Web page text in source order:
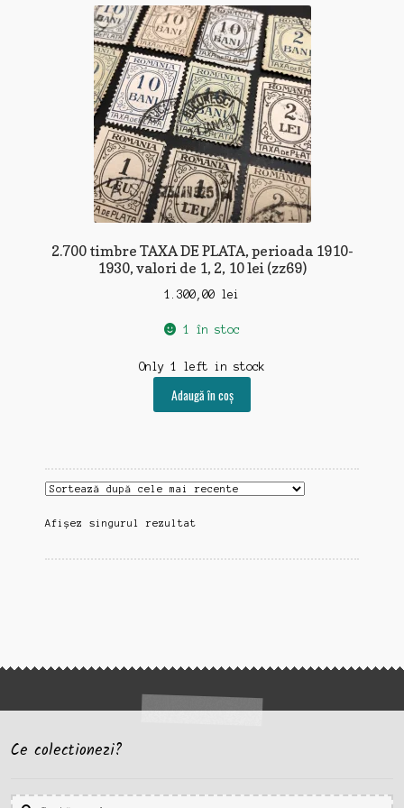
2.700 timbre TAXA DE PLATA, perioada 1910-
1930, valori de 1, 2, 10 lei (zz69)
1.300,00 lei
1 în stoc
Only 1 left in stock
Adaugă în coș
Afișez singurul rezultat
Ce colectionezi?
Caută
Caută